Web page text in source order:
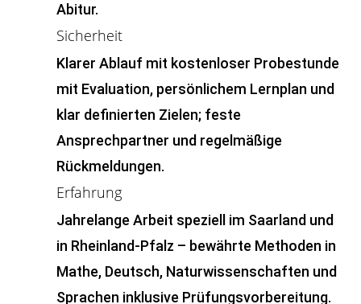
Abitur.
Sicherheit
Klarer Ablauf mit kostenloser Probestunde
mit Evaluation, persönlichem Lernplan und
klar definierten Zielen; feste
Ansprechpartner und regelmäßige
Rückmeldungen.
Erfahrung
Jahrelange Arbeit speziell im Saarland und
in Rheinland-Pfalz – bewährte Methoden in
Mathe, Deutsch, Naturwissenschaften und
Sprachen inklusive Prüfungsvorbereitung.